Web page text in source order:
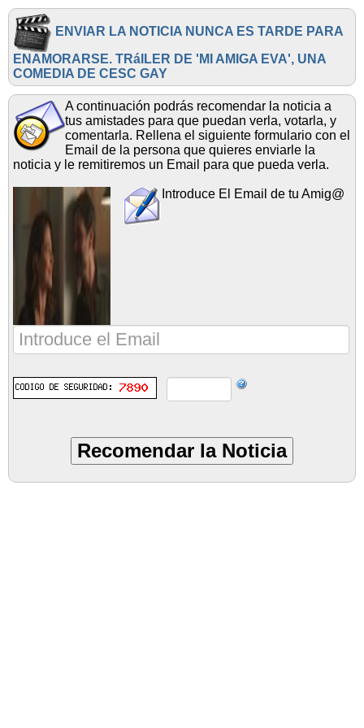
ENVIAR LA NOTICIA NUNCA ES TARDE PARA
ENAMORARSE. TRáILER DE 'MI AMIGA EVA', UNA
COMEDIA DE CESC GAY
A continuación podrás recomendar la noticia a
tus amistades para que puedan verla, votarla, y
comentarla. Rellena el siguiente formulario con el
Email de la persona que quieres enviarle la
noticia y le remitiremos un Email para que pueda verla.
Introduce El Email de tu Amig@